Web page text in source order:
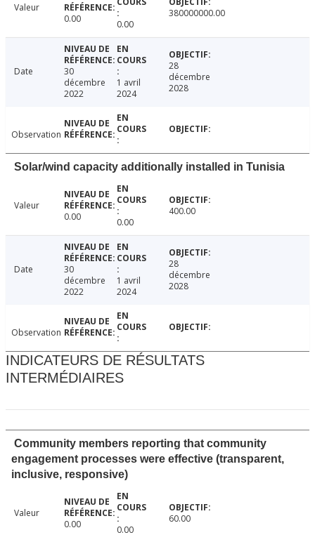
Valeur
0.00
0.00
380000000.00
Date
30
décembre
2022
1 avril
2024
28
décembre
2028
Observation
Solar/wind capacity additionally installed in Tunisia
Valeur
0.00
0.00
400.00
Date
30
décembre
2022
1 avril
2024
28
décembre
2028
Observation
INDICATEURS DE RÉSULTATS
INTERMÉDIAIRES
Community members reporting that community
engagement processes were effective (transparent,
inclusive, responsive)
Valeur
0.00
0.00
60.00